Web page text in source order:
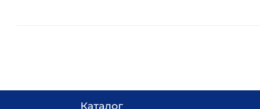
Каталог